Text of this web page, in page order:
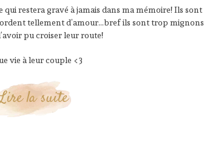
restera gravé à jamais dans ma mémoire! Ils
tellement d’amour…bref ils sont trop mignons
pu croiser leur route!
vie à leur couple <3
la suite